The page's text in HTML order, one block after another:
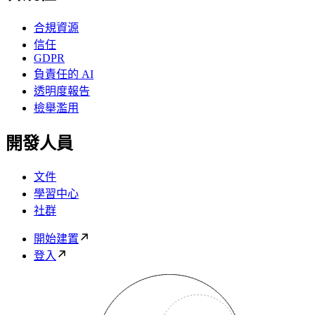
合規資源
信任
GDPR
負責任的 AI
透明度報告
檢舉濫用
開發人員
文件
學習中心
社群
開始建置
登入